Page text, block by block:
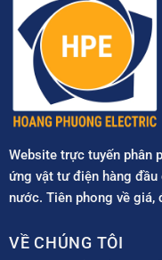
Website trực tuyến phân
ứng vật tư điện hàng
nước. Tiên phong về giá,
VỀ CHÚNG TÔI